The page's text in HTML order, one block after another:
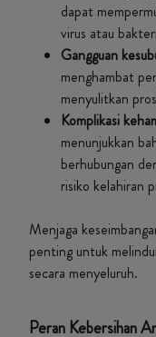
dapat
virus atau
Gangguan
menghambat
menyulitkan
Komplikasi
menunjukkan
berhubungan
risiko kelahiran
Menjaga
penting untuk
secara menyeluruh.
Peran Kebersihan